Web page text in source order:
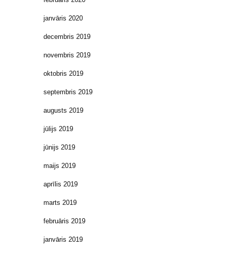
janvāris 2020
decembris 2019
novembris 2019
oktobris 2019
septembris 2019
augusts 2019
jūlijs 2019
jūnijs 2019
maijs 2019
aprīlis 2019
marts 2019
februāris 2019
janvāris 2019